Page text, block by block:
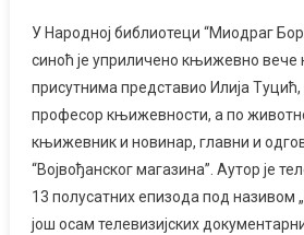
У Народној библиотеци “Миодраг
синоћ је уприличено књижевно вече
присутнима представио Илија
професор књижевности, а по
књижевник и новинар, главни и
“Војвођанског магазина”. Аутор је
13 полусатних епизода под називом
још осам телевизијских